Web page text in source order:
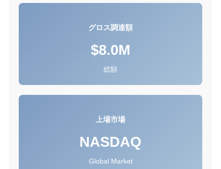
グロス調達額
$8.0M
総額
上場市場
NASDAQ
Global Market